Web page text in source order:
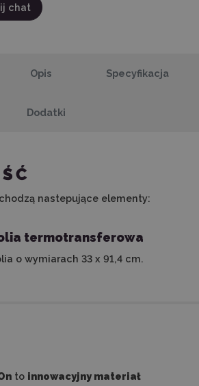
chat
Opis Specyfikacja
Dodatki
nastepujące elementy:
termotransferowa
o wymiarach 33 x 91,4 cm.
to innowacyjny materiał